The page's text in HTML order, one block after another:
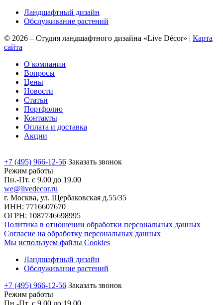
Ландшафтный дизайн
Обслуживание растений
© 2026 – Студия ландшафтного дизайна «Live Décor» | Карта
сайта
О компании
Вопросы
Цены
Новости
Статьи
Портфолио
Контакты
Оплата и доставка
Акции
+7 (495) 966-12-56 Заказать звонок
Режим работы
Пн.-Пт. с 9.00 до 19.00
we@livedecor.ru
г. Москва, ул. Щербаковская д.55/35
ИНН: 7716607670
ОГРН: 1087746698995
Политика в отношении обработки персональных данных
Согласие на обработку персональных данных
Мы используем файлы Cookies
Ландшафтный дизайн
Обслуживание растений
+7 (495) 966-12-56 Заказать звонок
Режим работы
Пн.-Пт. с 9.00 до 19.00